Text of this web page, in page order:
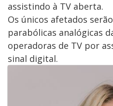
assistindo à TV aberta.
Os únicos afetados
parabólicas analógicas
operadoras de TV por
sinal digital.